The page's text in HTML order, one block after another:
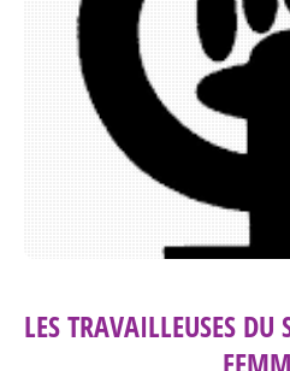
LES TRAVAILLEUSES DU